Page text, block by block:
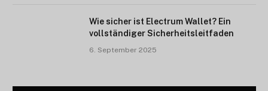
Wie sicher ist Electrum Wallet? Ein
vollständiger Sicherheitsleitfaden
6. September 2025